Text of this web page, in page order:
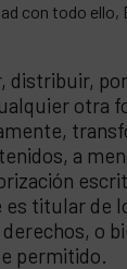
con todo ello,
distribuir,
otra
a
es titular de
o
permitido.